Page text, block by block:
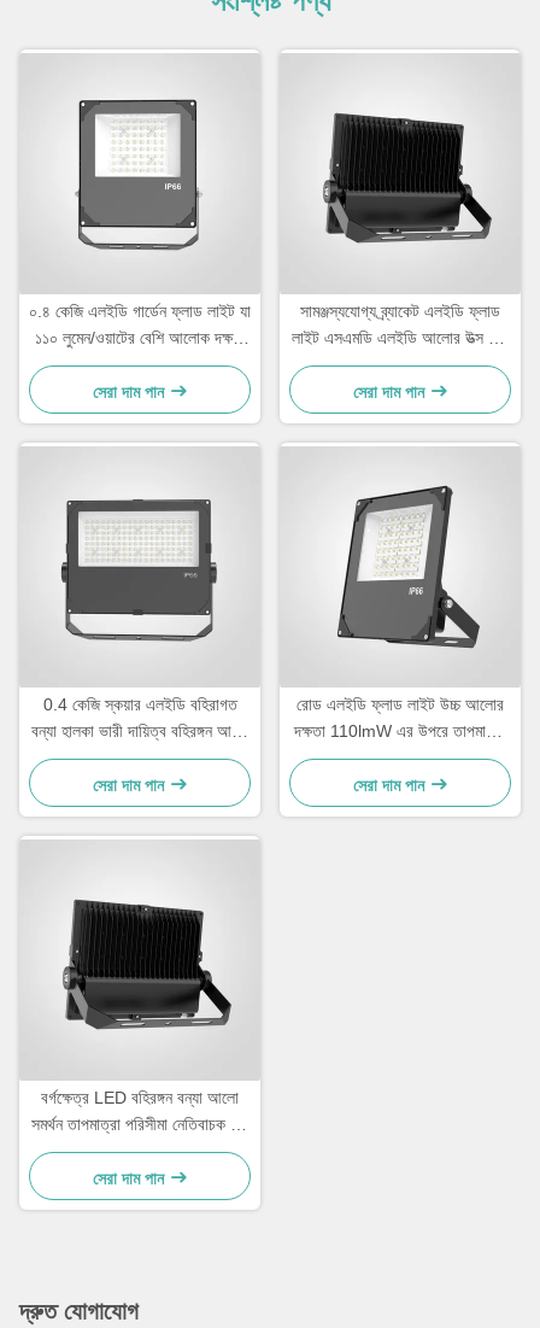
০.৪ কেজি এলইডি গার্ডেন ফ্লাড লাইট যা
১১০ লুমেন/ওয়াটের বেশি আলোক দক্ষতা
প্রদান করে, আউটডোর সজ্জা এবং পথ
আলোর জন্য ডিজাইন করা হয়েছে
সেরা দাম পান
সামঞ্জস্যযোগ্য ব্র্যাকেট এলইডি ফ্লাড
লাইট এসএমডি এলইডি আলোর উত্স এবং
আলোকসজ্জা দক্ষতা সহ
100110LMW বাণিজ্যিক
অ্যাপ্লিকেশনগুলির জন্য উপযুক্ত
সেরা দাম পান
0.4 কেজি স্কয়ার এলইডি বহিরাগত
বন্যা হালকা ভারী দায়িত্ব বহিরঙ্গন আলো
সুরক্ষা আলো এবং বহিরঙ্গন ইভেন্ট ভেন্যু
জন্য ডিজাইন
সেরা দাম পান
রোড এলইডি ফ্লাড লাইট উচ্চ আলোর
দক্ষতা 110lmW এর উপরে তাপমাত্রা
সহনশীলতা বিয়োগ 20°C থেকে 45°C
রাস্তা এবং বহিরঙ্গন এলাকার জন্য আলো
সেরা দাম পান
বর্গক্ষেত্র LED বহিরঙ্গন বন্যা আলো
সমর্থন তাপমাত্রা পরিসীমা নেতিবাচক 20
সেলসিয়াস থেকে 45 সেলসিয়াস
পারফরম্যান্স এবং প্রশস্ত এলাকা আলো
সেরা দাম পান
দ্রুত যোগাযোগ